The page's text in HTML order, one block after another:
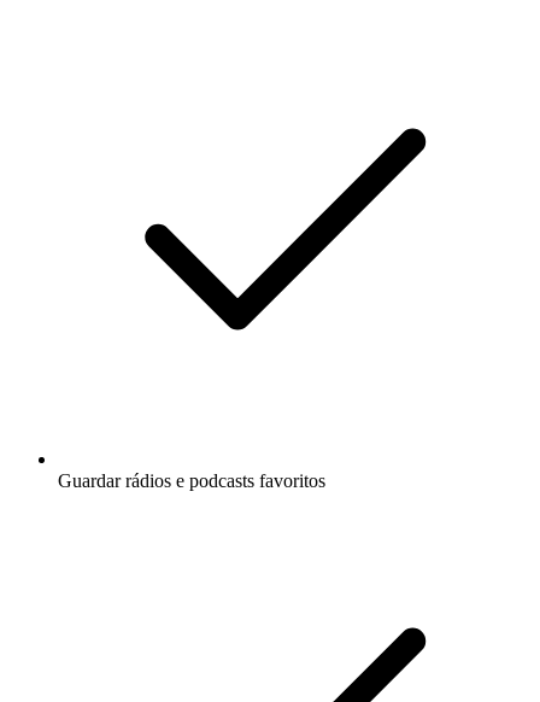
Guardar rádios e podcasts favoritos